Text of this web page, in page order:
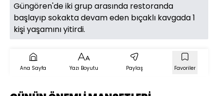
Güngören'de iki grup arasında restoranda
başlayıp sokakta devam eden bıçaklı kavgada 1
kişi yaşamını yitirdi.
Ana Sayfa Yazı Boyutu Paylaş Favoriler